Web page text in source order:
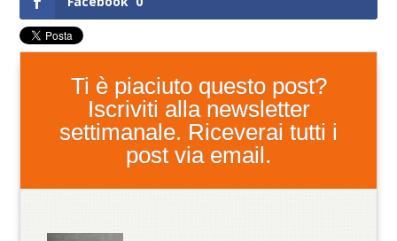
Ti è piaciuto questo post?
Iscriviti alla newsletter
settimanale. Riceverai tutti i
post via email.